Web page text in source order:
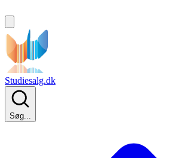
Studiesalg.dk
Søg...